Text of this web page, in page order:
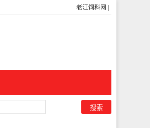
老江饲料网